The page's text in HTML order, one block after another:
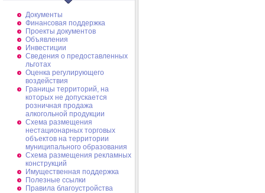
Документы
Финансовая поддержка
Проекты документов
Объявления
Инвестиции
Сведения о предоставленных
льготах
Оценка регулирующего
воздействия
Границы территорий, на
которых не допускается
розничная продажа
алкогольной продукции
Схема размещения
нестационарных торговых
объектов на территории
муниципального образования
Схема размещения рекламных
конструкций
Имущественная поддержка
Полезные ссылки
Правила благоустройства